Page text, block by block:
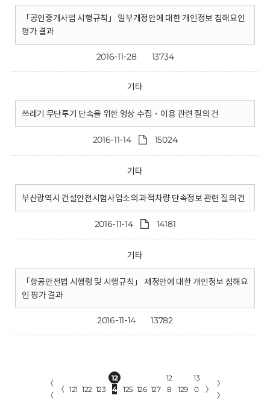
「공인중개사법 시행규칙」 일부개정안에 대한 개인정보 침해요인
평가 결과
2016-11-28 13734
기타
쓰레기 무단투기 단속을 위한 영상 수집・이용 관련 질의 건
2016-11-14 15024
기타
부산광역시 건설안전시험사업소의 과적차량 단속정보 관련 질의 건
2016-11-14 14181
기타
「항공안전법 시행령 및 시행규칙」 제정안에 대한 개인정보 침해요
인 평가 결과
2016-11-14 13782
〈
〈
〈 121 122 123
12
4
125 126 127
12
8
129
13
0
〉
〉
〉